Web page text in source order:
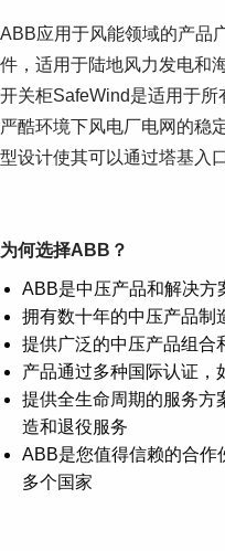
ABB应用于风能领域的产品
件，适用于陆地风力发电和
开关柜SafeWind是适用于
严酷环境下风电厂电网的稳
型设计使其可以通过塔基入
为何选择ABB？
ABB是中压产品和解决方
拥有数十年的中压产品制
提供广泛的中压产品组合
产品通过多种国际认证，
提供全生命周期的服务方
造和退役服务
ABB是您值得信赖的合作
多个国家